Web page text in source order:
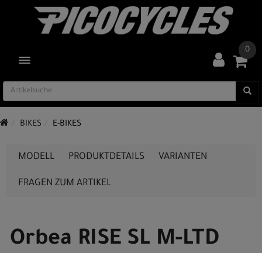
TOGGLE NAVIGATION
0
BIKES E-BIKES
MODELL PRODUKTDETAILS VARIANTEN
FRAGEN ZUM ARTIKEL
Orbea RISE SL M-LTD